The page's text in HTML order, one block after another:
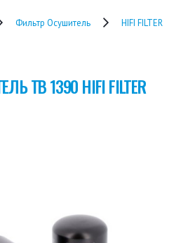
Фильтр Осушитель
HIFI FILTER
TB 1390 HIFI FILTER